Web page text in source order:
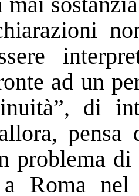
ad un
di
pensa
problema
Roma nel